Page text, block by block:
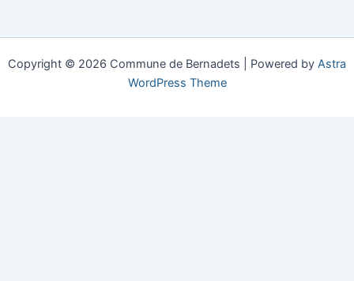
Copyright © 2026 Commune de Bernadets | Powered by Astra
WordPress Theme